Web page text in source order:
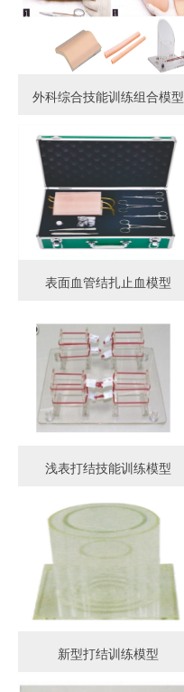
外科综合技能训练组合模型
表面血管结扎止血模型
浅表打结技能训练模型
新型打结训练模型